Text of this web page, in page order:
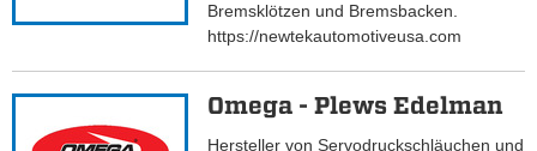
Bremsklötzen und Bremsbacken.
https://newtekautomotiveusa.com
Omega - Plews Edelman
Hersteller von Servodruckschläuchen und